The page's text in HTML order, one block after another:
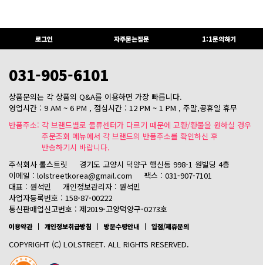
로그인 자주묻는질문 1:1문의하기
031-905-6101
상품문의는 각 상품의 Q&A를 이용하면 가장 빠릅니다.
영업시간 : 9 AM ~ 6 PM , 점심시간 : 12 PM ~ 1 PM , 주말,공휴일 휴무
반품주소: 각 브랜드별로 물류센터가 다르기 때문에 교환/환불을 원하실 경우
주문조회 메뉴에서 각 브랜드의 반품주소를 확인하신 후
반송하기시 바랍니다.
주식회사 롤스트릿
경기도 고양시 덕양구 행신동 998-1 원빌딩 4층
이메일 : lolstreetkorea@gmail.com
팩스 : 031-907-7101
대표 : 원석민
개인정보관리자 : 원석민
사업자등록번호 : 158-87-00222
통신판매업신고번호 : 제2019-고양덕양구-0273호
이용약관 개인정보취급방침 방문수령안내 입점/제휴문의
COPYRIGHT (C) LOLSTREET. ALL RIGHTS RESERVED.